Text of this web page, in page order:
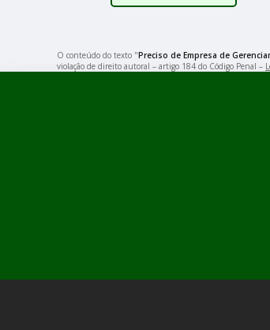
O conteúdo do texto "Preciso de Empresa de
violação de direito autoral – artigo 184 do Código Penal –